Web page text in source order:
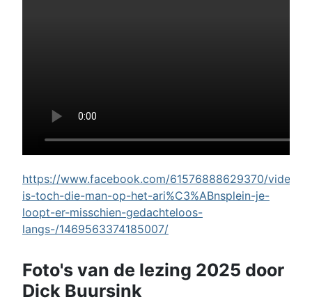
https://www.facebook.com/61576888629370/videos/
is-toch-die-man-op-het-ari%C3%ABnsplein-je-
loopt-er-misschien-gedachteloos-
langs-/1469563374185007/
Foto's van de lezing 2025 door
Dick Buursink